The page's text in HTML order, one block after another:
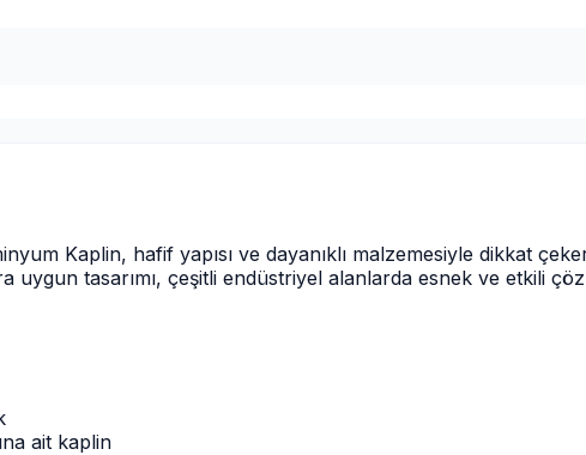
Kaplin, hafif yapısı ve dayanıklı malzemesiyle dikkat
tasarımı, çeşitli endüstriyel alanlarda esnek ve etkili
ait kaplin